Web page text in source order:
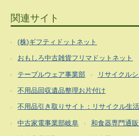
関連サイト
(株)ギフティドットネット
おもしろ中古雑貨フリマドットネット
テーブルウェア事業部 リサイクル
不用品回収遺品整理お片付け
不用品引き取りサイト：リサイクル生
中古家電事業部岐阜 和食器専門通